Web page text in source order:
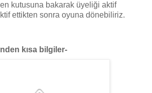
kutusuna bakarak üyeliği aktif
ettikten sonra oyuna dönebiliriz.
kısa bilgiler-